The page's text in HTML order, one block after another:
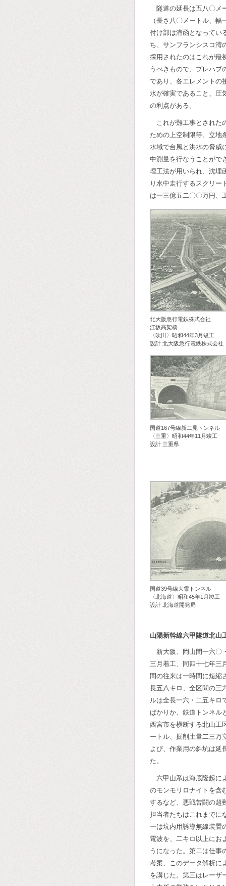
隧道の延長は五八〇メ
（長さ八〇メートル、
付け部は潜函となってい
ち、サンフランシスコ湾
採用されたのはこれが最
うべきもので、プレハブ
であり、各エレメントの
水が確実であること、圧
の利点がある。
これが難工事とされた
ための上空制限等、立地
水域で台風と洪水の脅威
中測量を行なうことがで
埋工法が用いられ、沈埋
り水中走行するスクリー
は一三億五二〇〇万円、
北大阪急行電鉄株式会社
江坂高架橋
〈吹田〉昭和44年3月竣工
設計 北大阪急行電鉄株式会社
国道167号線新二見トンネル
〈三重〉昭和44年11月竣工
設計 三重県
国道39号線大雪トンネル
〈北海道〉昭和45年1月竣工
設計 北海道開発局
山陽新幹線六甲隧道北
新大阪、岡山間一六〇
三月着工、同四十七年三
間の往来は一時間に短縮
長五八キロ、全区間の三
ルは全長一六・二五キロ
ばかりか、鉄道トンネル
西宮市を横断する北山工
ートル、掘削土量二三万
よび、作業用の斜坑は延
た。
六甲山系は海底隆起に
のモンモリロナイトを含
するなど、悪戦苦闘の超
担当者たちはこれまでに
一は坑内用誘導無線装置
電波を、二キロ以上にお
うになった。第二は仕事
考案、このデータ解析に
を講じた。第三はレーザ